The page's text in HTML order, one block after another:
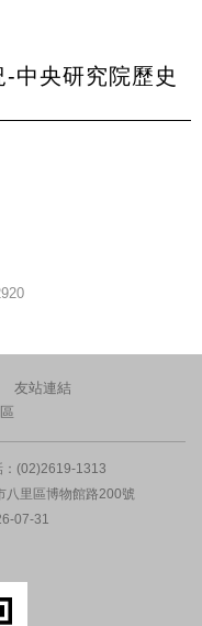
中央研究院歷史
友站連結
：(02)2619-1313
八里區博物館路200號
07-31